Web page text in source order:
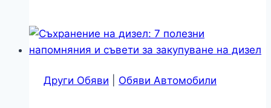
проблеми
с
за
Други Обяви Обяви Автомобили